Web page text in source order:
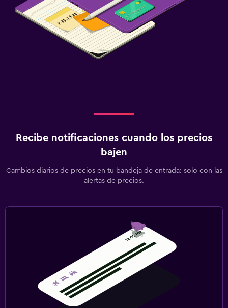
Zona de trabajo
Fax/fotocopiadora
Recibe notificaciones cuando los precios
bajen
Cambios diarios de precios en tu bandeja de entrada: solo con las
alertas de precios.